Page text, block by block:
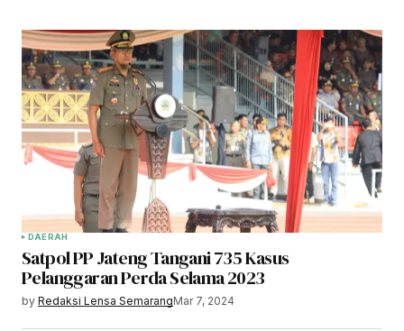
DAERAH
Satpol PP Jateng Tangani 735 Kasus
Pelanggaran Perda Selama 2023
by Redaksi Lensa SemarangMar 7, 2024